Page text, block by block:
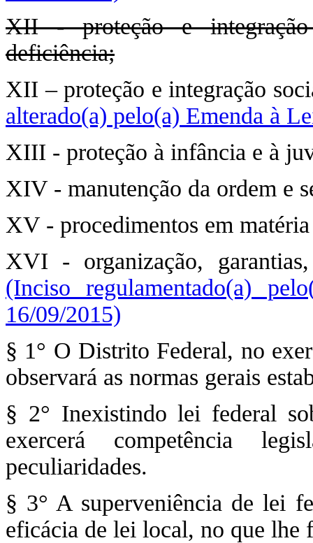
XII - proteção e integração
deficiência;
XII – proteção e integração
alterado(a) pelo(a) Emenda à
XIII - proteção à infância e à
XIV - manutenção da ordem e
XV - procedimentos em
XVI - organização,
(Inciso regulamentado(a)
16/09/2015)
§ 1° O Distrito Federal, no
observará as normas gerais
§ 2° Inexistindo lei federal
exercerá competência
peculiaridades.
§ 3° A superveniência de lei
eficácia de lei local, no que lhe